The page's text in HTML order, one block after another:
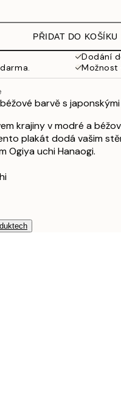
PŘIDAT DO KOŠÍKU
Dodání
barvě s
krajiny v modré a
plakát dodá vašim
Ogiya uchi Hanaogi.